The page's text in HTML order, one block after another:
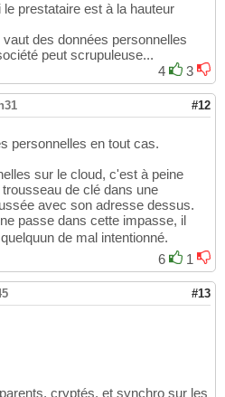
prestataire est à la hauteur
des données personnelles
peut scrupuleuse...
4
3
#12
personnelles en tout cas.
sur le cloud, c'est à peine
de clé dans une
avec son adresse dessus.
passe dans cette impasse, il
de mal intentionné.
6
1
#13
cryptés, et synchro sur les